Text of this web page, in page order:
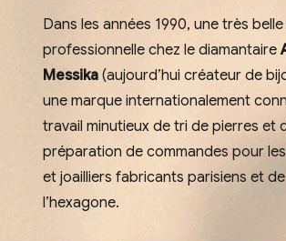
Dans les années 1990, une très
professionnelle chez le diamantaire
Messika(aujourd’hui créateur de
une marque internationalement
travail minutieux de tri de pierres et
préparation de commandes pour
et joailliers fabricants parisiens et de
l’hexagone.